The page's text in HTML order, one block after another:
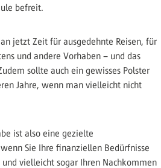
befreit.
jetzt Zeit für ausgedehnte Reisen, für
und andere Vorhaben – und das
sollte auch ein gewisses Polster
Jahre, wenn man vielleicht nicht
ist also eine gezielte
Sie Ihre finanziellen Bedürfnisse
und vielleicht sogar Ihren Nachkommen